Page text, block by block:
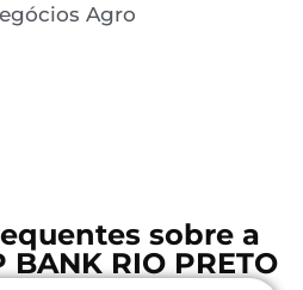
Agro
sobre a
BANK RIO PRETO